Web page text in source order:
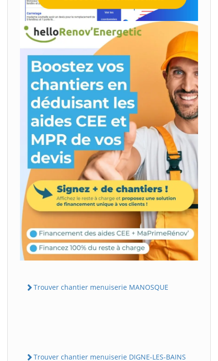
Trouver chantier menuiserie MANOSQUE
Trouver chantier menuiserie DIGNE-LES-BAINS